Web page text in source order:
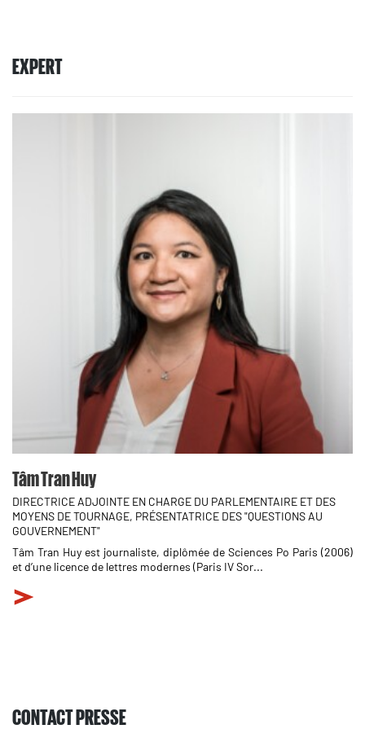
EXPERT
Tâm Tran Huy
DIRECTRICE ADJOINTE EN CHARGE DU PARLEMENTAIRE ET DES
MOYENS DE TOURNAGE, PRÉSENTATRICE DES "QUESTIONS AU
GOUVERNEMENT"
Tâm Tran Huy est journaliste, diplômée de Sciences Po Paris (2006)
et d’une licence de lettres modernes (Paris IV Sor...
CONTACT PRESSE